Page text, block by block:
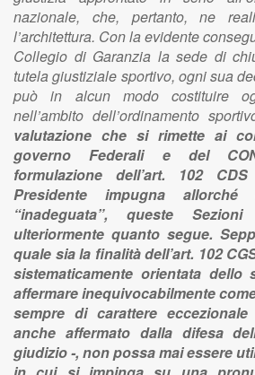
nazionale, che, pertanto, ne
l’architettura. Con la evidente
Collegio di Garanzia la sede di
tutela giustiziale sportivo, ogni sua
può in alcun modo costituire
nell’ambito dell’ordinamento
valutazione che si rimette ai
governo Federali e del
formulazione dell’art. 102
Presidente impugna
“inadeguata”, queste
ulteriormente quanto segue.
quale sia la finalità dell’art. 102
sistematicamente orientata dello
affermare inequivocabilmente
sempre di carattere
anche affermato dalla difesa
giudizio -, non possa mai essere